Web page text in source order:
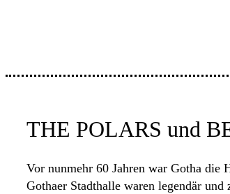
THE POLARS und
Vor nunmehr 60 Jahren war Gotha
Gothaer Stadthalle waren legendär und